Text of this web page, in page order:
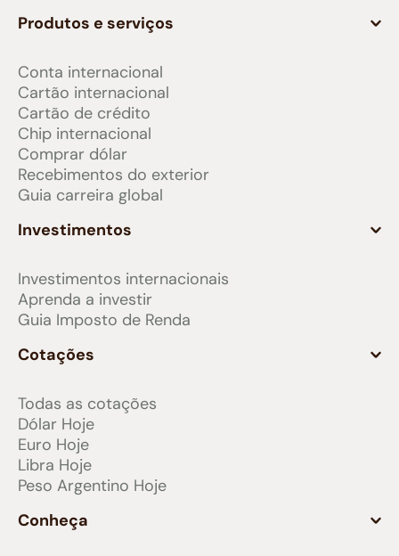
Produtos e serviços
Conta internacional
Cartão internacional
Cartão de crédito
Chip internacional
Comprar dólar
Recebimentos do exterior
Guia carreira global
Investimentos
Investimentos internacionais
Aprenda a investir
Guia Imposto de Renda
Cotações
Todas as cotações
Dólar Hoje
Euro Hoje
Libra Hoje
Peso Argentino Hoje
Conheça